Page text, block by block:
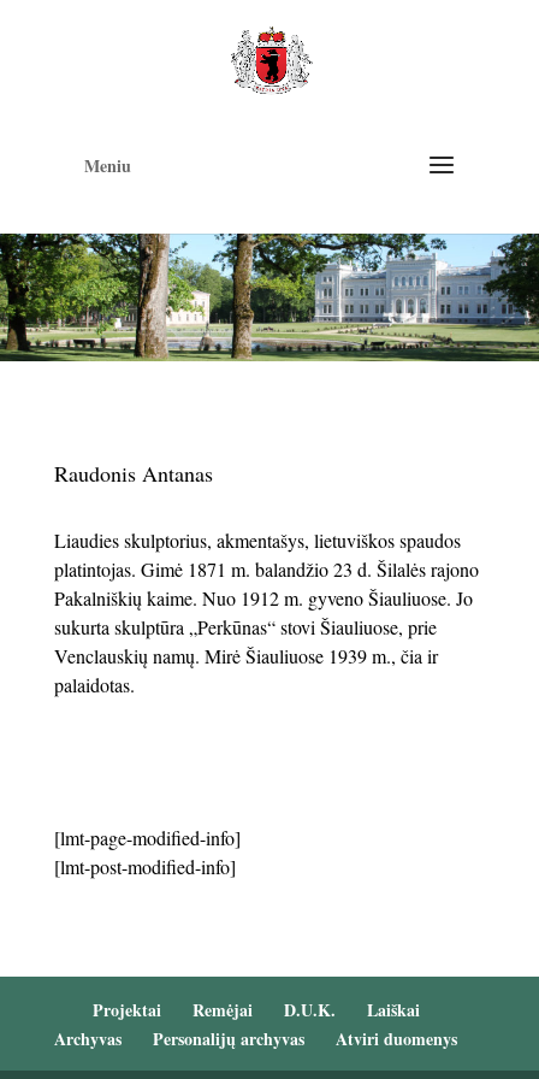
Meniu
Raudonis Antanas
Liaudies skulptorius, akmentašys, lietuviškos spaudos
platintojas. Gimė 1871 m. balandžio 23 d. Šilalės rajono
Pakalniškių kaime. Nuo 1912 m. gyveno Šiauliuose. Jo
sukurta skulptūra „Perkūnas“ stovi Šiauliuose, prie
Venclauskių namų. Mirė Šiauliuose 1939 m., čia ir
palaidotas.
[lmt-page-modified-info]
[lmt-post-modified-info]
Projektai Remėjai D.U.K.
Laiškai
Archyvas
Personalijų archyvas Atviri duomenys